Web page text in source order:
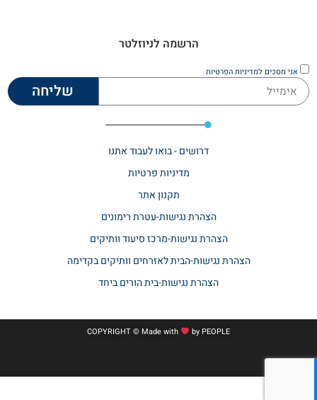
הרשמה לניוזלטר
אני מסכים למדיניות הפרטיות
שליחה
דרושים - בואו לעבוד אתנו
מדיניות פרטיות
תקנון אתר​
הצהרת נגישות-עטרת רימונים
הצהרת נגישות-מרכז סיעוד וותיקים
הצהרת נגישות-הבית לאזרחים וותיקים בקדימה
הצהרת נגישות-בית הורים ביחד
COPYRIGHT © Made with byPEOPLE